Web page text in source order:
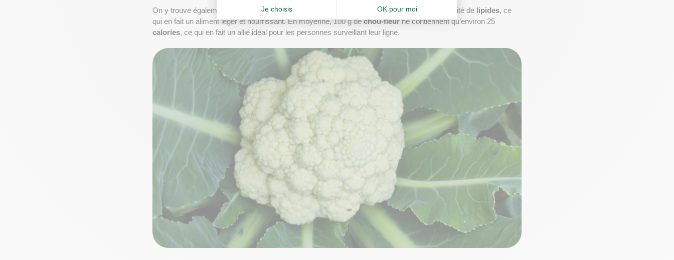
On y trouve également des protéines végétales en petites quantités, ainsi quune faible quantité de lipides, ce
qui en fait un aliment léger et nourrissant. En moyenne, 100 g de chou-fleur
calories, ce qui en fait un allié idéal pour les personnes surveillant leur ligne.